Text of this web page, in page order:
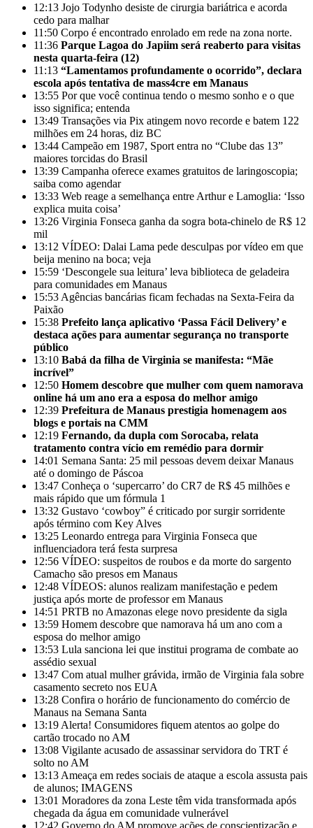
12:13 Jojo Todynho desiste de cirurgia bariátrica e acorda
cedo para malhar
11:50 Corpo é encontrado enrolado em rede na zona norte.
11:36 Parque Lagoa do Japiim será reaberto para visitas
nesta quarta-feira (12)
11:13 “Lamentamos profundamente o ocorrido”, declara
escola após tentativa de mass4cre em Manaus
13:55 Por que você continua tendo o mesmo sonho e o que
isso significa; entenda
13:49 Transações via Pix atingem novo recorde e batem 122
milhões em 24 horas, diz BC
13:44 Campeão em 1987, Sport entra no “Clube das 13”
maiores torcidas do Brasil
13:39 Campanha oferece exames gratuitos de laringoscopia;
saiba como agendar
13:33 Web reage a semelhança entre Arthur e Lamoglia: ‘Isso
explica muita coisa’
13:26 Virginia Fonseca ganha da sogra bota-chinelo de R$ 12
mil
13:12 VÍDEO: Dalai Lama pede desculpas por vídeo em que
beija menino na boca; veja
15:59 ‘Descongele sua leitura’ leva biblioteca de geladeira
para comunidades em Manaus
15:53 Agências bancárias ficam fechadas na Sexta-Feira da
Paixão
15:38 Prefeito lança aplicativo ‘Passa Fácil Delivery’ e
destaca ações para aumentar segurança no transporte
público
13:10 Babá da filha de Virginia se manifesta: “Mãe
incrível”
12:50 Homem descobre que mulher com quem namorava
online há um ano era a esposa do melhor amigo
12:39 Prefeitura de Manaus prestigia homenagem aos
blogs e portais na CMM
12:19 Fernando, da dupla com Sorocaba, relata
tratamento contra vício em remédio para dormir
14:01 Semana Santa: 25 mil pessoas devem deixar Manaus
até o domingo de Páscoa
13:47 Conheça o ‘supercarro’ do CR7 de R$ 45 milhões e
mais rápido que um fórmula 1
13:32 Gustavo ‘cowboy” é criticado por surgir sorridente
após término com Key Alves
13:25 Leonardo entrega para Virginia Fonseca que
influenciadora terá festa surpresa
12:56 VÍDEO: suspeitos de roubos e da morte do sargento
Camacho são presos em Manaus
12:48 VÍDEOS: alunos realizam manifestação e pedem
justiça após morte de professor em Manaus
14:51 PRTB no Amazonas elege novo presidente da sigla
13:59 Homem descobre que namorava há um ano com a
esposa do melhor amigo
13:53 Lula sanciona lei que institui programa de combate ao
assédio sexual
13:47 Com atual mulher grávida, irmão de Virginia fala sobre
casamento secreto nos EUA
13:28 Confira o horário de funcionamento do comércio de
Manaus na Semana Santa
13:19 Alerta! Consumidores fiquem atentos ao golpe do
cartão trocado no AM
13:08 Vigilante acusado de assassinar servidora do TRT é
solto no AM
13:13 Ameaça em redes sociais de ataque a escola assusta pais
de alunos; IMAGENS
13:01 Moradores da zona Leste têm vida transformada após
chegada da água em comunidade vulnerável
12:42 Governo do AM promove ações de conscientização e